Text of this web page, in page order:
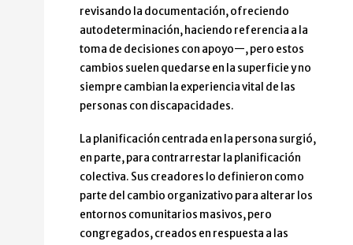
revisando la documentación, ofreciendo
autodeterminación, haciendo referencia a la
toma de decisiones con apoyo—, pero estos
cambios suelen quedarse en la superficie y no
siempre cambian la experiencia vital de las
personas con discapacidades.
La planificación centrada en la persona surgió,
en parte, para contrarrestar la planificación
colectiva. Sus creadores lo definieron como
parte del cambio organizativo para alterar los
entornos comunitarios masivos, pero
congregados, creados en respuesta a las